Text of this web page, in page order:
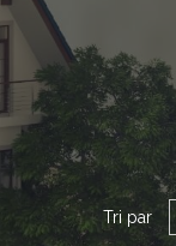
Tri par